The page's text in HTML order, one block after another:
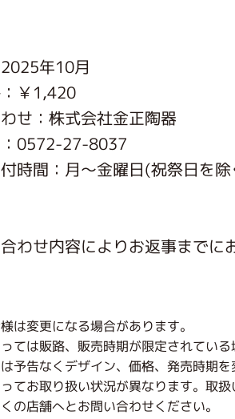
年10月
￥1,420
せ：株式会社金正陶器
0572-27-8037
時間：月〜金曜日(祝祭日を
わせ内容によりお返事までに
は変更になる場合があります。
ては販路、販売時期が限定されてい
予告なくデザイン、価格、発売時期
てお取り扱い状況が異なります。取
の店舗へとお問い合わせください。
っこう しょくいんしつ
っこう 家庭科部